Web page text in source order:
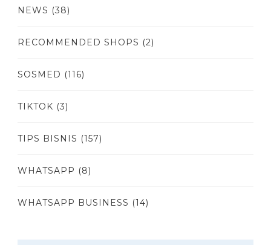
NEWS (38)
RECOMMENDED SHOPS (2)
SOSMED (116)
TIKTOK (3)
TIPS BISNIS (157)
WHATSAPP (8)
WHATSAPP BUSINESS (14)